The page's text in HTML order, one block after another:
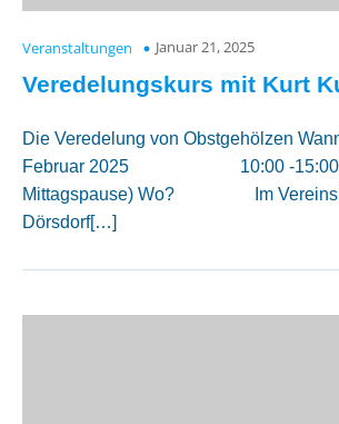
Veranstaltungen Januar 21, 2025
Veredelungskurs mit Kurt
Die Veredelung von
Februar 2025 10:00 -15:00
Mittagspause) Wo? Im
Dörsdorf[…]